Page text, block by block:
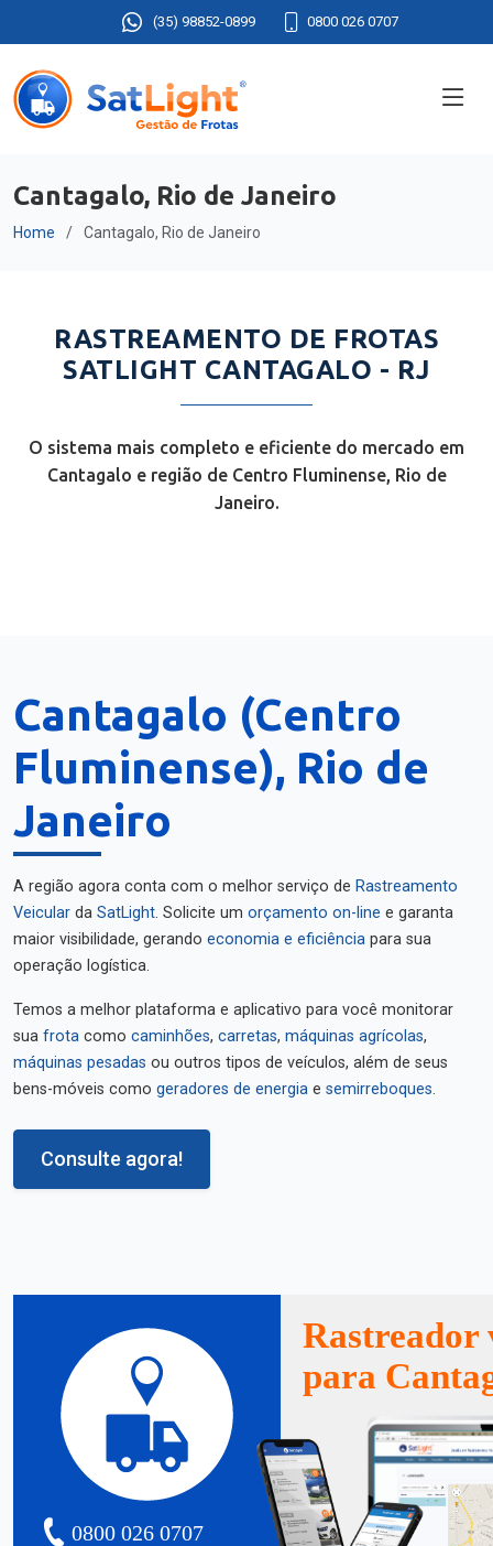
(35) 98852-0899 0800 026 0707
Cantagalo, Rio de Janeiro
Home Cantagalo, Rio de Janeiro
RASTREAMENTO DE FROTAS
SATLIGHT CANTAGALO - RJ
O sistema mais completo e eficiente do mercado em
Cantagalo e região de Centro Fluminense, Rio de
Janeiro.
Cantagalo (Centro
Fluminense), Rio de
Janeiro
A região agora conta com o melhor serviço de Rastreamento
Veicular da SatLight. Solicite um orçamento on-line e garanta
maior visibilidade, gerando economia e eficiência para sua
operação logística.
Temos a melhor plataforma e aplicativo para você monitorar
sua frota como caminhões, carretas, máquinas agrícolas,
máquinas pesadas ou outros tipos de veículos, além de seus
bens-móveis como geradores de energia e semirreboques.
Consulte agora!
0800 026 0707
Rastreador
para